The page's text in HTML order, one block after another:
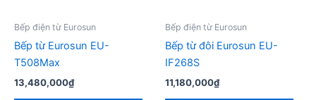
Bếp điện từ Eurosun
Bếp từ Eurosun EU-
T508Max
13,480,000₫
Bếp điện từ Eurosun
Bếp từ đôi Eurosun EU-
IF268S
11,180,000₫